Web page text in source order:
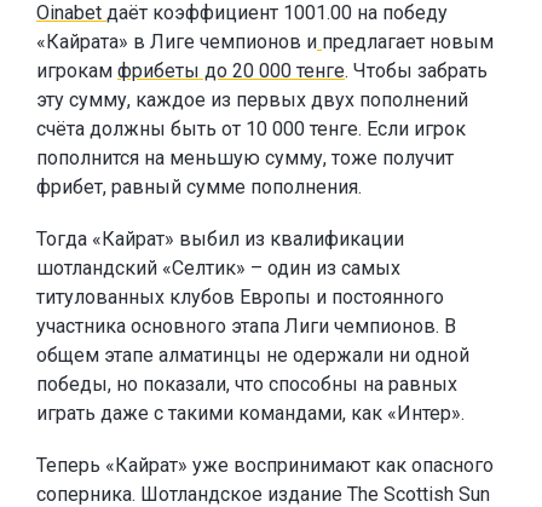
Oinabet даёт коэффициент 1001.00 на победу
«Кайрата» в Лиге чемпионов и предлагает новым
игрокам фрибеты до 20 000 тенге. Чтобы забрать
эту сумму, каждое из первых двух пополнений
счёта должны быть от 10 000 тенге. Если игрок
пополнится на меньшую сумму, тоже получит
фрибет, равный сумме пополнения.
Тогда «Кайрат» выбил из квалификации
шотландский «Селтик» – один из самых
титулованных клубов Европы и постоянного
участника основного этапа Лиги чемпионов. В
общем этапе алматинцы не одержали ни одной
победы, но показали, что способны на равных
играть даже с такими командами, как «Интер».
Теперь «Кайрат» уже воспринимают как опасного
соперника. Шотландское издание The Scottish Sun